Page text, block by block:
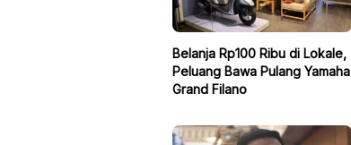
Belanja Rp100 Ribu di Lokale,
Peluang Bawa Pulang Yamaha
Grand Filano